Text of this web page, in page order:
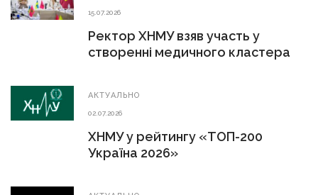
15.07.2026
Ректор ХНМУ взяв участь у
створенні медичного кластера
АКТУАЛЬНО
02.07.2026
ХНМУ у рейтингу «ТОП-200
Україна 2026»